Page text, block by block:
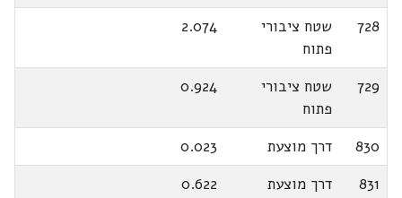
728
שטח ציבורי
פתוח
2.074
729
שטח ציבורי
פתוח
0.924
830 דרך מוצעת
0.023
831
דרך מוצעת
0.622